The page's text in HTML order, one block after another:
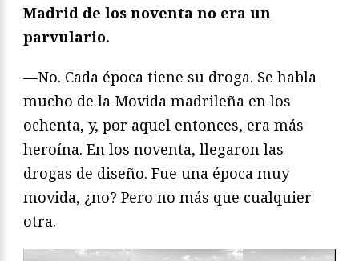
Madrid de los noventa no era un
parvulario.
—No. Cada época tiene su droga. Se habla
mucho de la Movida madrileña en los
ochenta, y, por aquel entonces, era más
heroína. En los noventa, llegaron las
drogas de diseño. Fue una época muy
movida, ¿no? Pero no más que cualquier
otra.